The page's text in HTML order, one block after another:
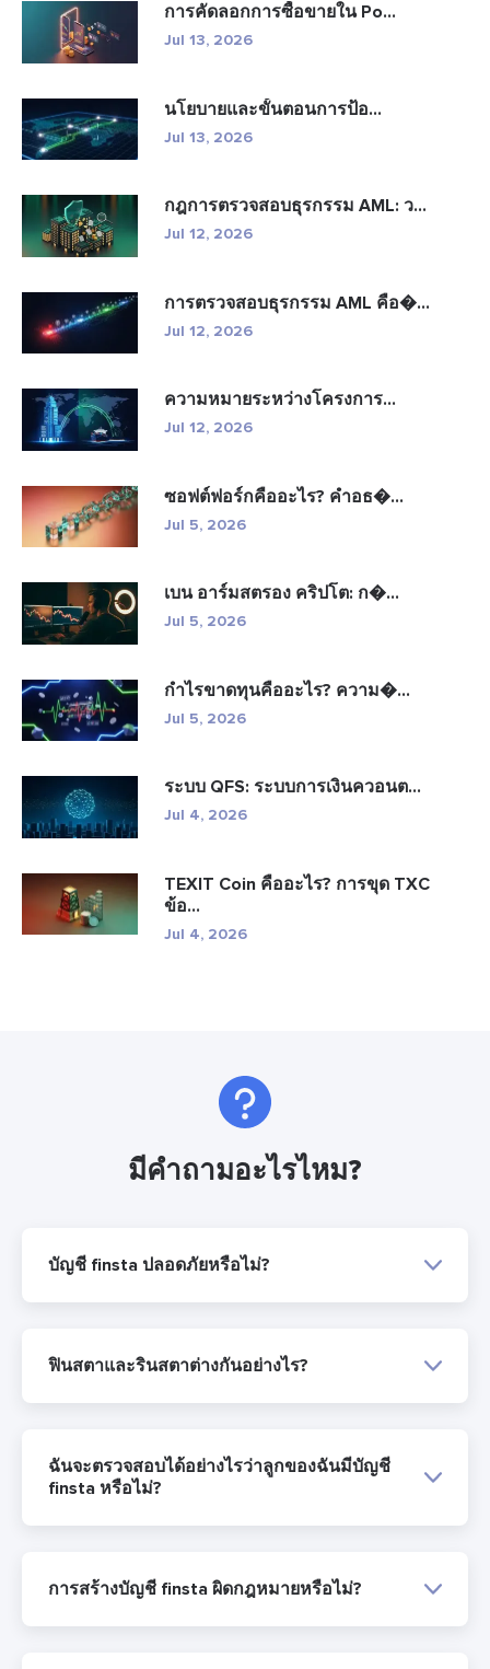
การคัดลอกการซื้อขายใน Po...
Jul 13, 2026
นโยบายและขั้นตอนการป้อ...
Jul 13, 2026
กฎการตรวจสอบธุรกรรม AML: ว...
Jul 12, 2026
การตรวจสอบธุรกรรม AML คือ�...
Jul 12, 2026
ความหมายระหว่างโครงการ...
Jul 12, 2026
ซอฟต์ฟอร์กคืออะไร? คำอธ�...
Jul 5, 2026
เบน อาร์มสตรอง คริปโต: ก�...
Jul 5, 2026
กำไรขาดทุนคืออะไร? ความ�...
Jul 5, 2026
ระบบ QFS: ระบบการเงินควอนต...
Jul 4, 2026
TEXIT Coin คืออะไร? การขุด TXC
ข้อ...
Jul 4, 2026
มีคำถามอะไรไหม?
บัญชี finsta ปลอดภัยหรือไม่?
ฟินสตาและรินสตาต่างกันอย่างไร?
ฉันจะตรวจสอบได้อย่างไรว่าลูกของฉันมีบัญชี
finsta หรือไม่?
การสร้างบัญชี finsta ผิดกฎหมายหรือไม่?